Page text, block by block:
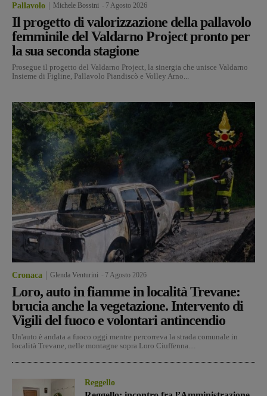
Pallavolo Michele Bossini 7 Agosto 2026
Il progetto di valorizzazione della pallavolo
femminile del Valdarno Project pronto per
la sua seconda stagione
Prosegue il progetto del Valdarno Project, la sinergia che unisce Valdarno
Insieme di Figline, Pallavolo Piandiscò e Volley Arno...
Cronaca Glenda Venturini 7 Agosto 2026
Loro, auto in fiamme in località Trevane:
brucia anche la vegetazione. Intervento di
Vigili del fuoco e volontari antincendio
Un'auto è andata a fuoco oggi mentre percorreva la strada comunale in
località Trevane, nelle montagne sopra Loro Ciuffenna....
Reggello